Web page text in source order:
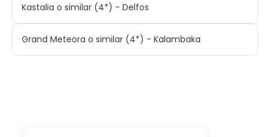
Kastalia o similar (4*) - Delfos
Grand Meteora o similar (4*) - Kalambaka